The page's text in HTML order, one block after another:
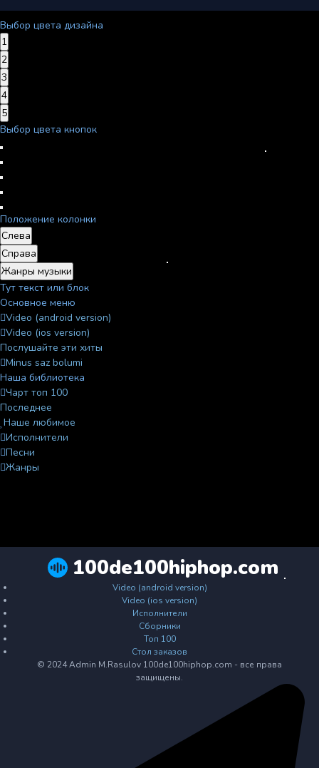
Выбор цвета дизайна
1
2
3
4
5
Выбор цвета кнопок
Положение колонки
Слева
Справа
Жанры музыки
Тут текст или блок
Основное меню
Video (android version)
Video (ios version)
Послушайте эти хиты
Minus saz bolumi
Наша библиотека
Чарт топ 100
Последнее
Наше любимое
Исполнители
Песни
Жанры
100de100hiphop.com
Video (android version)
Video (ios version)
Исполнители
Сборники
Топ 100
Стол заказов
© 2024 Admin M.Rasulov 100de100hiphop.com - все права
защищены.